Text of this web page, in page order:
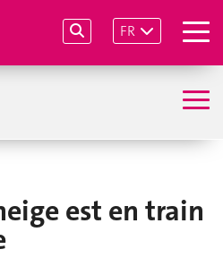
FR
est en train